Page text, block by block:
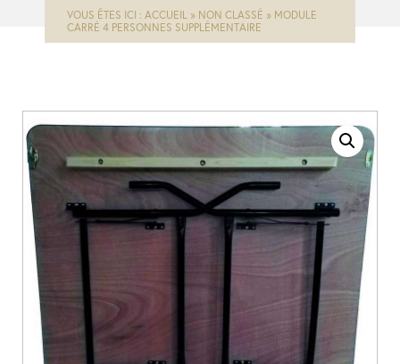
VOUS ÊTES ICI : ACCUEIL » NON CLASSÉ » MODULE
CARRÉ 4 PERSONNES SUPPLÉMENTAIRE